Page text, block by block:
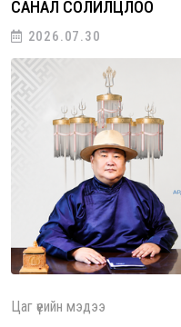
САНАЛ СОЛИЛЦЛОО
2026.07.30
Цаг үеийн мэдээ